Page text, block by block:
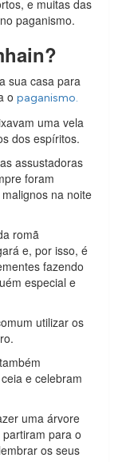
e muitas das
paganismo.
sua casa para
opaganismo.
uma vela
dos espíritos.
assustadoras
foram
na noite
romã
e, por isso, é
fazendo
especial e
utilizar os
e celebram
uma árvore
para o
os seus